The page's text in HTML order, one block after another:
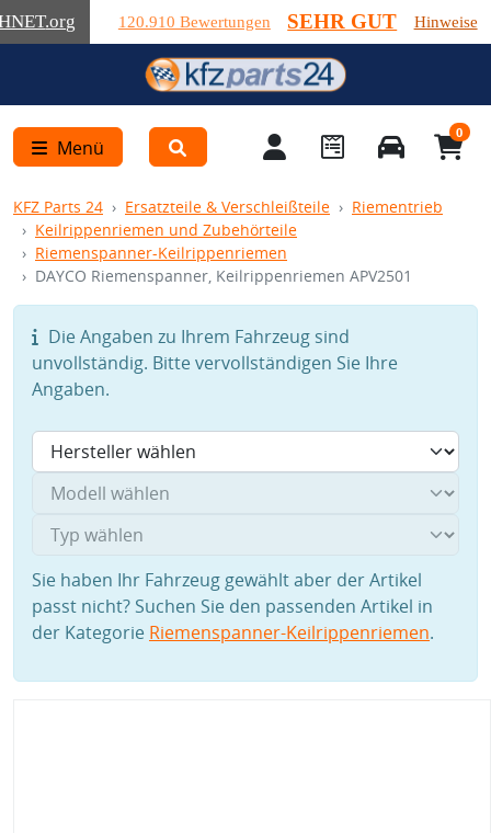
.org 120.910 Bewertungen SEHR GUT Hinweise
Menü
0
KFZ Parts 24 Ersatzteile & Verschleißteile
Riementrieb
Keilrippenriemen und Zubehörteile
Riemenspanner-Keilrippenriemen
DAYCO Riemenspanner, Keilrippenriemen APV2501
Die Angaben zu Ihrem Fahrzeug sind
unvollständig. Bitte vervollständigen Sie Ihre
Angaben.
Sie haben Ihr Fahrzeug gewählt aber der Artikel
passt nicht? Suchen Sie den passenden Artikel in
der Kategorie Riemenspanner-Keilrippenriemen.